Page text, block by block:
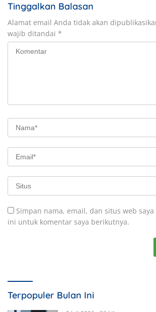
Tinggalkan Balasan
Alamat email Anda tidak akan
wajib ditandai *
Simpan nama, email, dan situs web
ini untuk komentar saya berikutnya.
Terpopuler Bulan Ini